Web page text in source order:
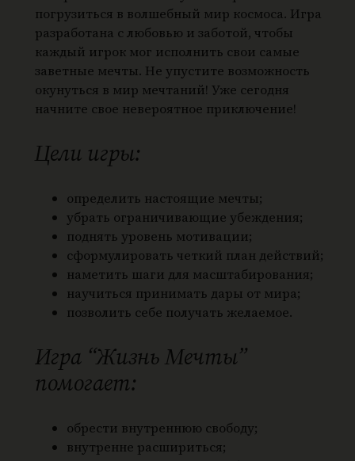
погрузиться в волшебный мир космоса. Игра
разработана с любовью и заботой, чтобы
каждый игрок мог исполнить свои самые
заветные мечты. Не упустите возможность
окунуться в мир мечтаний! Уже сегодня
начните свое невероятное приключение!
Цели игры:
определить настоящие мечты;
убрать ограничивающие убеждения;
поднять уровень мотивации;
сформулировать четкий план действий;
наметить шаги для масштабирования;
научиться принимать дары от мира;
позволить себе получать желаемое.
Игра “Жизнь Мечты”
помогает:
обрести внутреннюю свободу;
внутренне расшириться;